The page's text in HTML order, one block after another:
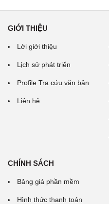
GIỚI THIỆU
Lời giới thiệu
Lịch sử phát triển
Profile Tra cứu văn bản
Liên hệ
CHÍNH SÁCH
Bảng giá phần mềm
Hình thức thanh toán